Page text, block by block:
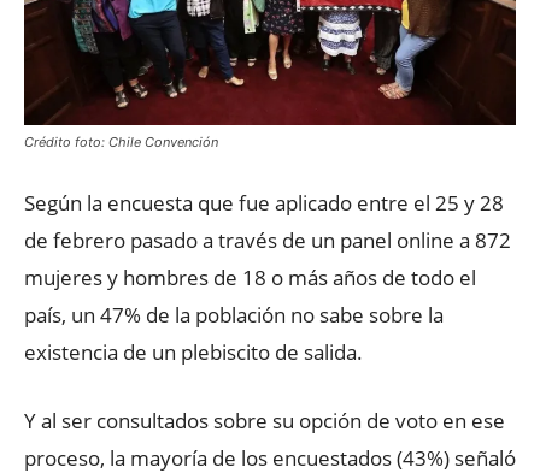
Crédito foto: Chile Convención
Según la encuesta que fue aplicado entre el 25 y 28
de febrero pasado a través de un panel online a 872
mujeres y hombres de 18 o más años de todo el
país, un 47% de la población no sabe sobre la
existencia de un plebiscito de salida.
Y al ser consultados sobre su opción de voto en ese
proceso, la mayoría de los encuestados (43%) señaló